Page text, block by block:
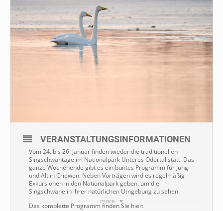
more
VERANSTALTUNGSINFORMATIONEN
Vom 24. bis 26. Januar finden wieder die traditionellen
Singschwantage im Nationalpark Unteres Odertal statt. Das
ganze Wochenende gibt es ein buntes Programm für Jung
und Alt in Criewen. Neben Vorträgen wird es regelmäßig
Exkursionen in den Nationalpark geben, um die
Singschwäne in ihrer natürlichen Umgebung zu sehen.
Das komplette Programm finden Sie hier: